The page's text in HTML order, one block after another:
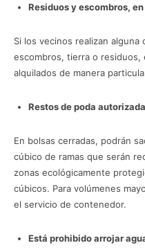
Residuos y escombros,
Si los vecinos realizan
escombros, tierra o
alquilados de manera
Restos de poda
En bolsas cerradas, podrán
cúbico de ramas que serán
zonas ecológicamente
cúbicos. Para volúmenes
el servicio de contenedor.
Está prohibido arrojar